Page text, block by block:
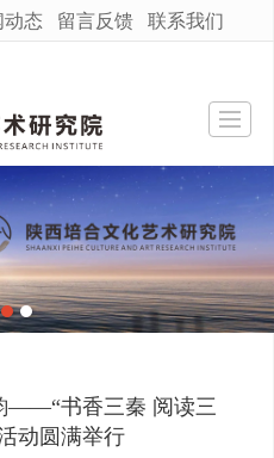
很遗憾，因您的浏览器版本过低导致无法获得最佳浏览体验，推荐下载安装谷歌浏览器！
动态 留言反馈 联系我们
联系我们
——“书香三秦 阅读三
动圆满举行